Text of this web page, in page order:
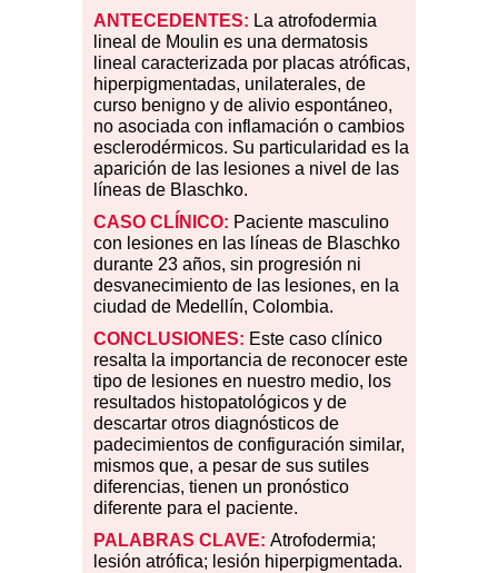
ANTECEDENTES: La atrofodermia
lineal de Moulin es una dermatosis
lineal caracterizada por placas atróficas,
hiperpigmentadas, unilaterales, de
curso benigno y de alivio espontáneo,
no asociada con inflamación o cambios
esclerodérmicos. Su particularidad es la
aparición de las lesiones a nivel de las
líneas de Blaschko.
CASO CLÍNICO: Paciente masculino
con lesiones en las líneas de Blaschko
durante 23 años, sin progresión ni
desvanecimiento de las lesiones, en la
ciudad de Medellín, Colombia.
CONCLUSIONES: Este caso clínico
resalta la importancia de reconocer este
tipo de lesiones en nuestro medio, los
resultados histopatológicos y de
descartar otros diagnósticos de
padecimientos de configuración similar,
mismos que, a pesar de sus sutiles
diferencias, tienen un pronóstico
diferente para el paciente.
PALABRAS CLAVE: Atrofodermia;
lesión atrófica; lesión hiperpigmentada.